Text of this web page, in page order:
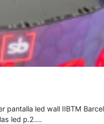
pantalla led wall IIBTM
led p.2....